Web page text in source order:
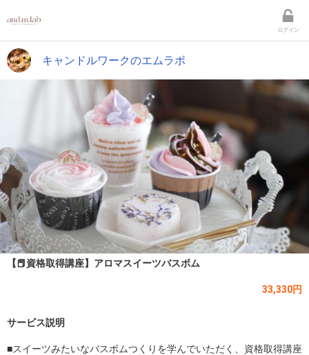
ログイン
キャンドルワークのエムラボ
【📕資格取得講座】アロマスイーツバスボム
33,330円
サービス説明
■スイーツみたいなバスボムつくりを学んでいただく、資格取得講座